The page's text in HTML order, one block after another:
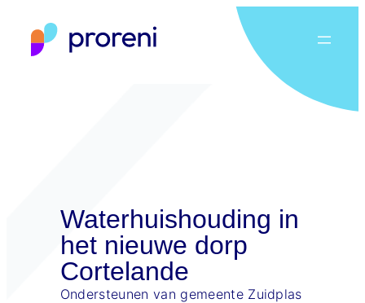
naar
Waterhuishouding in
het nieuwe dorp
Cortelande
Ondersteunen van gemeente Zuidplas